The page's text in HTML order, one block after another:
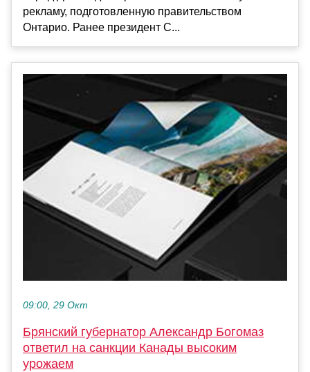
рекламу, подготовленную правительством
Онтарио. Ранее президент С...
09:00, 29 Окт
Брянский губернатор Александр Богомаз
ответил на санкции Канады высоким
урожаем